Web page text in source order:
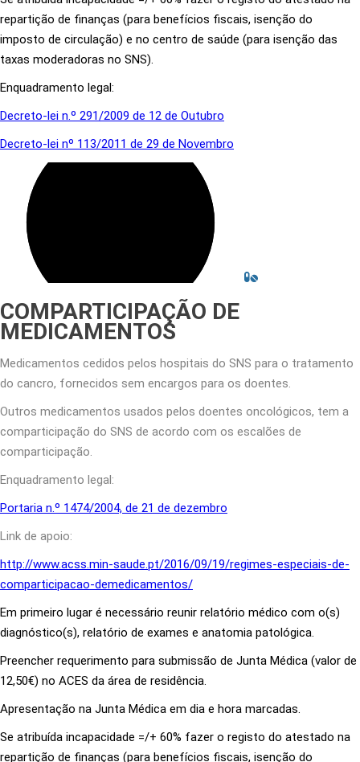
repartição de finanças (para benefícios fiscais, isenção do
imposto de circulação) e no centro de saúde (para isenção das
taxas moderadoras no SNS).
Enquadramento legal:
Decreto-lei n.º 291/2009 de 12 de Outubro
Decreto-lei nº 113/2011 de 29 de Novembro
COMPARTICIPAÇÃO DE
MEDICAMENTOS
Medicamentos cedidos pelos hospitais do SNS para o tratamento
do cancro, fornecidos sem encargos para os doentes.
Outros medicamentos usados pelos doentes oncológicos, tem a
comparticipação do SNS de acordo com os escalões de
comparticipação.
Enquadramento legal:
Portaria n.º 1474/2004, de 21 de dezembro
Link de apoio:
http://www.acss.min-saude.pt/2016/09/19/regimes-especiais-de-
comparticipacao-demedicamentos/
Em primeiro lugar é necessário reunir relatório médico com o(s)
diagnóstico(s), relatório de exames e anatomia patológica.
Preencher requerimento para submissão de Junta Médica (valor de
12,50€) no ACES da área de residência.
Apresentação na Junta Médica em dia e hora marcadas.
Se atribuída incapacidade =/+ 60% fazer o registo do atestado na
repartição de finanças (para benefícios fiscais, isenção do